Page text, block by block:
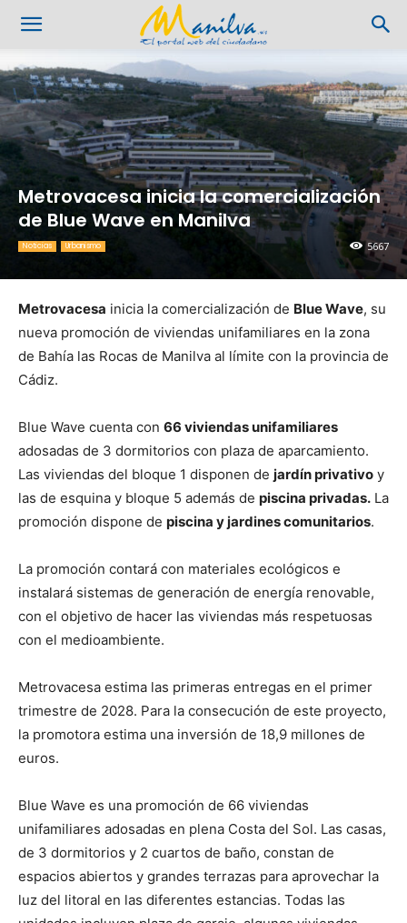
Metrovacesa inicia la comercialización
de Blue Wave en Manilva
5667
Noticias Urbanismo
Metrovacesa inicia la comercialización de Blue Wave, su
nueva promoción de viviendas unifamiliares en la zona
de Bahía las Rocas de Manilva al límite con la provincia de
Cádiz.
Blue Wave cuenta con 66 viviendas unifamiliares
adosadas de 3 dormitorios con plaza de aparcamiento.
Las viviendas del bloque 1 disponen de jardín privativo y
las de esquina y bloque 5 además de piscina privadas. La
promoción dispone de piscina y jardines comunitarios.
La promoción contará con materiales ecológicos e
instalará sistemas de generación de energía renovable,
con el objetivo de hacer las viviendas más respetuosas
con el medioambiente.
Metrovacesa estima las primeras entregas en el primer
trimestre de 2028. Para la consecución de este proyecto,
la promotora estima una inversión de 18,9 millones de
euros.
Blue Wave es una promoción de 66 viviendas
unifamiliares adosadas en plena Costa del Sol. Las casas,
de 3 dormitorios y 2 cuartos de baño, constan de
espacios abiertos y grandes terrazas para aprovechar la
luz del litoral en las diferentes estancias. Todas las